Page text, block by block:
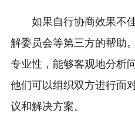
如果自行协商效果不
解委员会等第三方的帮助
专业性，能够客观地分析
他们可以组织双方进行面
议和解决方案。